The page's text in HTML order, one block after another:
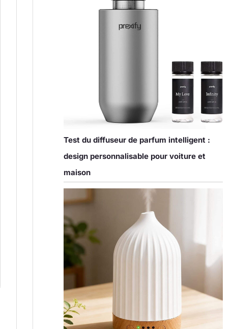
Test du diffuseur de parfum intelligent :
design personnalisable pour voiture et
maison